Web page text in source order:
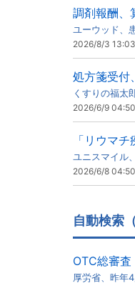
調剤報酬、
ユーウッド、
2026/8/3 13:03
処方箋受付
くすりの福太
2026/6/9 04:50
「リウマ
ユニスマイル
2026/6/8 04:50
自動検索
OTC総審
厚労省、昨年